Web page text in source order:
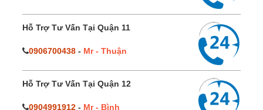
Hỗ Trợ Tư Vấn Tại Quận 11
0906700438 - Mr - Thuận
Hỗ Trợ Tư Vấn Tại Quận 12
0904991912 - Mr - Bình